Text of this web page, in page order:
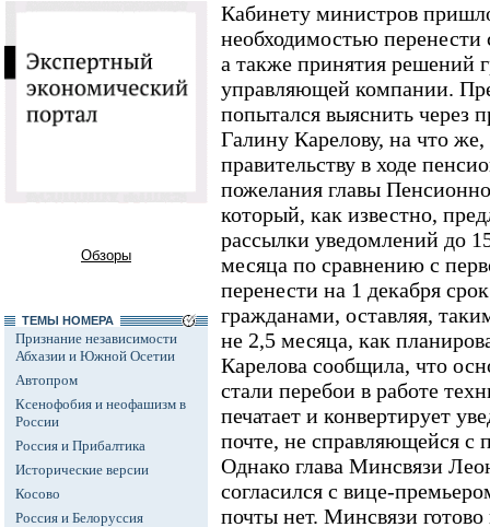
Обзоры
ТЕМЫ НОМЕРА
Признание независимости
Абхазии и Южной Осетии
Автопром
Ксенофобия и неофашизм в
России
Россия и Прибалтика
Исторические версии
Косово
Россия и Белоруссия
Кабинету министров
необходимостью
а также принятия решений
управляющей компании.
попытался выяснить через
Галину Карелову, на что же,
правительству в ходе
пожелания главы
который, как известно,
рассылки уведомлений до
месяца по сравнению с
перенести на 1 декабря
гражданами, оставляя,
не 2,5 месяца, как
Карелова сообщила, что
стали перебои в работе
печатает и конвертирует
почте, не справляющейся с
Однако глава Минсвязи
согласился с вице-
почты нет. Минсвязи